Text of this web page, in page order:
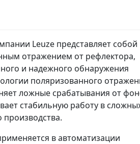
Leuze представляет собой
отражением от рефлектора,
и надежного обнаружения
поляризованного
ложные срабатывания от
стабильную работу в
в автоматизации